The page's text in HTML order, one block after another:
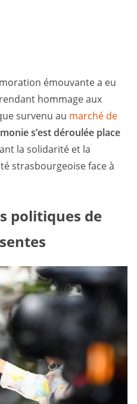
émouvante a eu
hommage aux
survenu au marché de
s’est déroulée place
la solidarité et la
strasbourgeoise face à
politiques de